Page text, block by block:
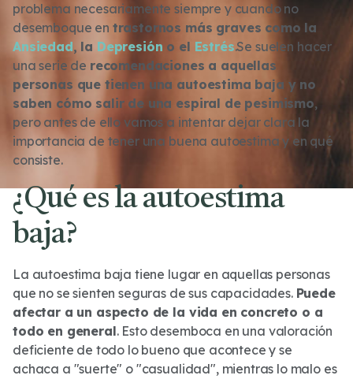
problema necesariamente siempre y cuando no
desemboque en trastornos más graves como la
Ansiedad, la Depresión o el Estrés.Se suelen hacer
una serie de recomendaciones a aquellas
personas que tienen una autoestima baja y no
saben cómo salir de una espiral de pesimismo,
pero antes de ello vamos a intentar dejar clara la
importancia de tener una buena autoestima y en qué
consiste.
¿Qué es la autoestima
baja?
La autoestima baja tiene lugar en aquellas personas
que no se sienten seguras de sus capacidades. Puede
afectar a un aspecto de la vida en concreto o a
todo en general. Esto desemboca en una valoración
deficiente de todo lo bueno que acontece y se
achaca a "suerte" o "casualidad", mientras lo malo es